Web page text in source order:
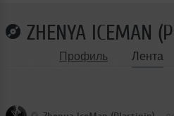
ZHENYA ICEMAN
Профиль Лента